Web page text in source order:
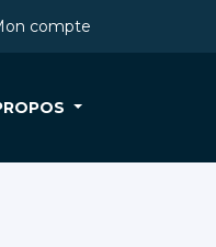
compte